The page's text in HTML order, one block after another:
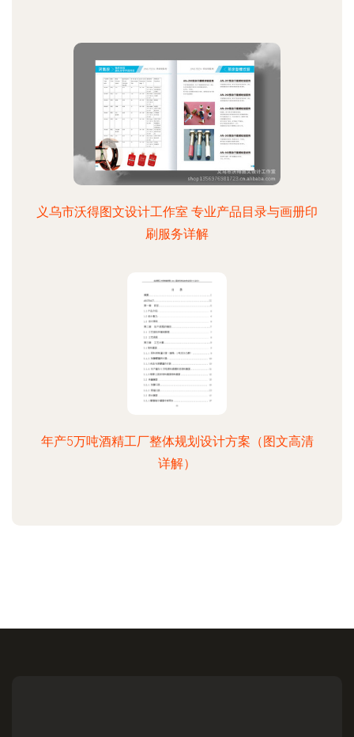
义乌市沃得图文设计工作室 专业产品目录与画册印
刷服务详解
年产5万吨酒精工厂整体规划设计方案（图文高清
详解）